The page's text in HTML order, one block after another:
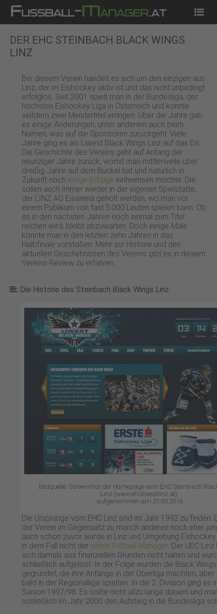
Startseite News Tippspiel Kostenlos Spielen
DER EHC STEINBACH BLACK WINGS
LINZ
Bei diesem Verein handelt es sich um den einzigen aus
Linz, der im Eishockey aktiv ist und das nicht unbedingt
erfolglos. Seit 2001 spielt man in der Bundesliga, der
höchsten Eishockey Liga in Österreich und konnte
seitdem zwei Meistertitel erringen. Über die Jahre gab
es einige Änderungen, unter anderem auch beim
Namen, was auf die Sponsoren zurückgeht. Viele
Jahre ging es als Liwest Black Wings Linz auf das Eis.
Die Geschichte des Vereins geht auf Anfang der
neunziger Jahre zurück, womit man mittlerweile über
dreißig Jahre auf dem Buckel hat und natürlich in
Zukunft noch einige Erfolge einheimsen möchte. Die
sollen auch immer wieder in der eigenen Spielstätte,
der LINZ AG Eisarena geholt werden, wo man vor
einem Publikum von fast 5.000 Leuten spielen kann. Ob
es in den nächsten Jahren noch einmal zum Titel
reichen wird, bleibt abzuwarten. Doch einige Male
konnte man in den letzten zehn Jahren in das
Halbfinale vorstoßen. Mehr zur Historie und den
aktuellen Geschehnissen des Vereins gibt es in diesem
Vereins-Review zu erfahren.
Die Historie des Steinbach Black Wings Linz
Bildquelle: Screenshot der Homepage vom EHC Steinbach
Linz (www.ehcliwestlinz.at),
aufgenommen am 21.03.2016
Die Ursprünge vom EHC Linz sind im Jahr 1992 zu finden.
der Verein im Gegensatz zu manch anderen noch eher
auch schon zuvor wurde in Linz und Umgebung
in dem Fall nicht der online Fußball Manager. Der UEC
sich damals aus finanziellen Gründen nicht halten und
schließlich aufgelöst. In der Folge wurden die Black Wings
gegründet, die ihre Anfänge in der Oberliga machten, aber
bald in der Regionalliga spielten. In die 2. Division ging es
Saison 1997/98. Es sollte nicht allzu lange dauern und
schließlich im Jahr 2000 den Aufstieg in die Bundesliga